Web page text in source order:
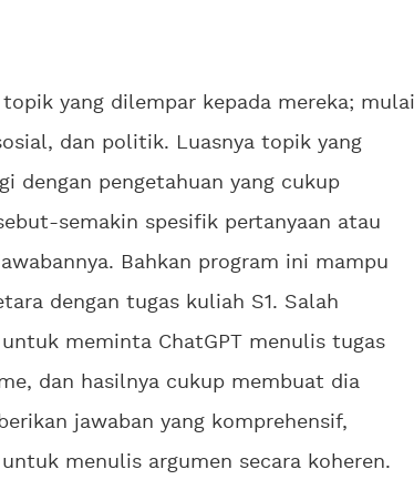
yang dilempar kepada mereka; mulai
dan politik. Luasnya topik yang
dengan pengetahuan yang cukup
semakin spesifik pertanyaan atau
Bahkan program ini mampu
dengan tugas kuliah S1. Salah
meminta ChatGPT menulis tugas
dan hasilnya cukup membuat dia
jawaban yang komprehensif,
menulis argumen secara koheren.